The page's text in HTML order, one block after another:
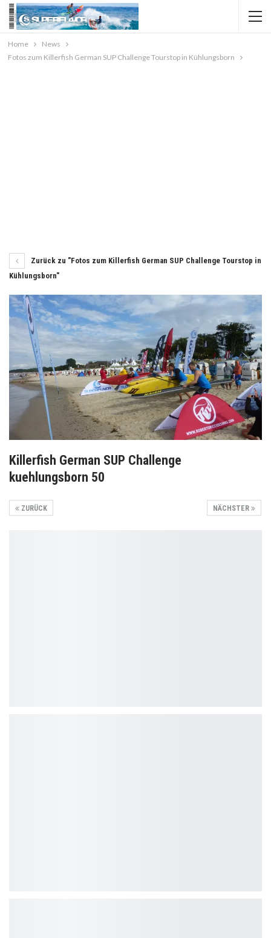
Home
News
Fotos zum Killerfish German SUP Challenge Tourstop in Kühlungsborn
Zurück zu "Fotos zum Killerfish German SUP Challenge Tourstop in
Kühlungsborn"
Killerfish German SUP Challenge
kuehlungsborn 50
NÄCHSTER
ZURÜCK